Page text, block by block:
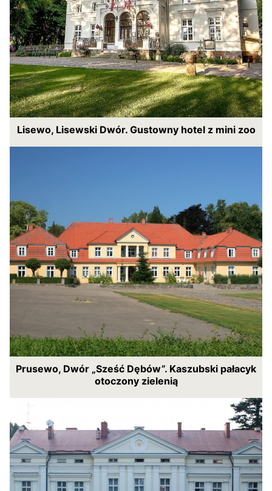
Lisewo, Lisewski Dwór. Gustowny hotel z mini zoo
Prusewo, Dwór „Sześć Dębów”. Kaszubski pałacyk
otoczony zielenią